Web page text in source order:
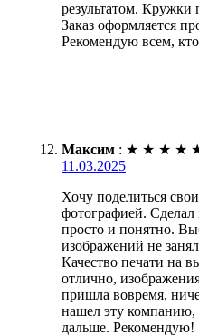
результатом. Кружки
Заказ оформляется
Рекомендую всем,
Максим : ★ ★ ★ ★
11.03.2025
Хочу поделиться
фотографией. Сделал
просто и понятно.
изображений не
Качество печати на
отлично,
пришла вовремя,
нашел эту компанию,
дальше. Рекомендую!